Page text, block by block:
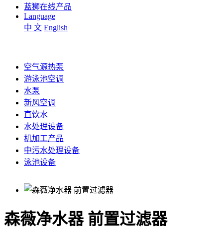
蓝狮在线产品
Language
中 文 English
空气源热泵
游泳池空调
水泵
新风空调
直饮水
水处理设备
机加工产品
中污水处理设备
泳池设备
森薇净水器 前置过滤器